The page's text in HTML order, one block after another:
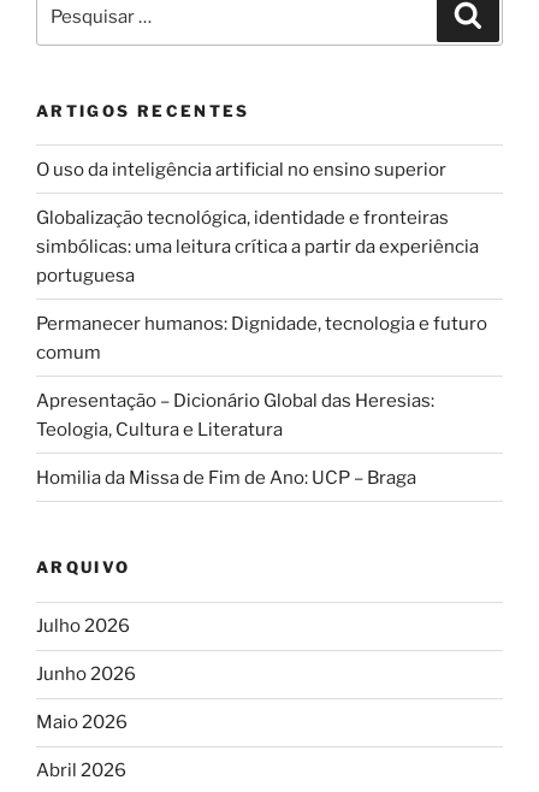
por:
ARTIGOS RECENTES
O uso da inteligência artificial no ensino superior
Globalização tecnológica, identidade e fronteiras
simbólicas: uma leitura crítica a partir da experiência
portuguesa
Permanecer humanos: Dignidade, tecnologia e futuro
comum
Apresentação – Dicionário Global das Heresias:
Teologia, Cultura e Literatura
Homilia da Missa de Fim de Ano: UCP – Braga
ARQUIVO
Julho 2026
Junho 2026
Maio 2026
Abril 2026